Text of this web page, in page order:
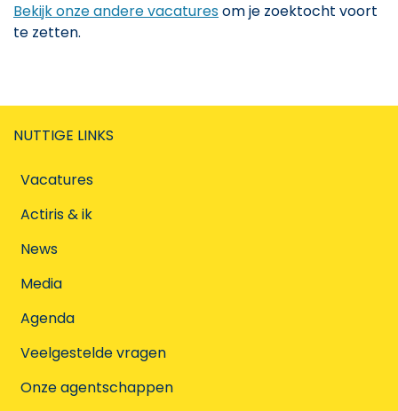
Bekijk onze andere vacaturesom je zoektocht voort
te zetten.
NUTTIGE LINKS
Vacatures
Actiris & ik
News
Media
Agenda
Veelgestelde vragen
Onze agentschappen